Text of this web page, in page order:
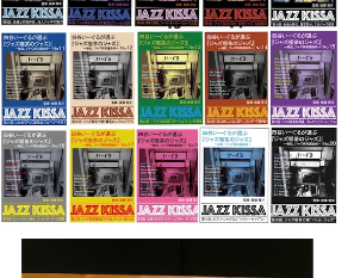
CD : 四谷いーぐるが選ぶ『ジャズ喫茶のジャ
ズ』 〜あなたのリヴィングがジャズ喫茶に〜
¥1,000